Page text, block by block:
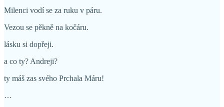
Milenci vodí se za ruku v páru.
Vezou se pěkně na kočáru.
lásku si dopřeji.
a co ty? Andreji?
ty máš zas svého Prchala Máru!
…